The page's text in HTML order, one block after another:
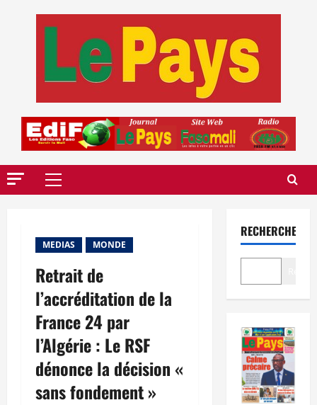
Menu
MEDIAS MONDE
Retrait de
l’accréditation de la
France 24 par
l’Algérie : Le RSF
dénonce la décision «
sans fondement »
RECHERCHER